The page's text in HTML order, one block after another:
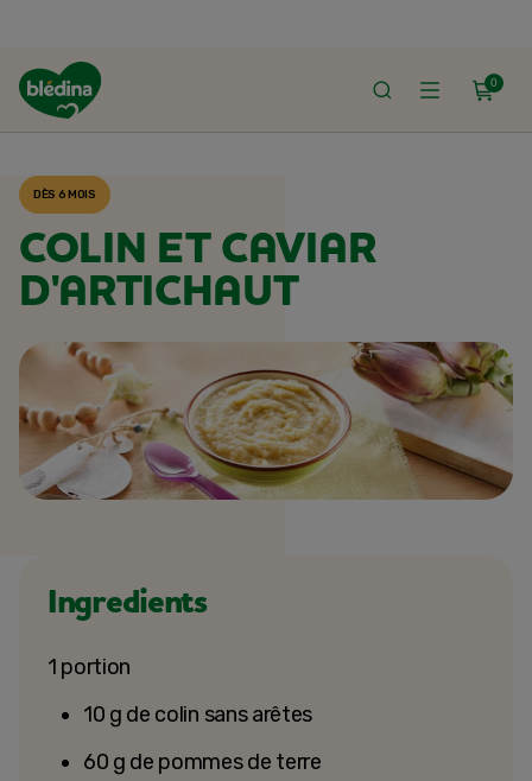
0
ACCUEIL
DÈS 6 MOIS
COLIN ET CAVIAR
D'ARTICHAUT
Ingredients
1 portion
10 g de colin sans arêtes
60 g de pommes de terre